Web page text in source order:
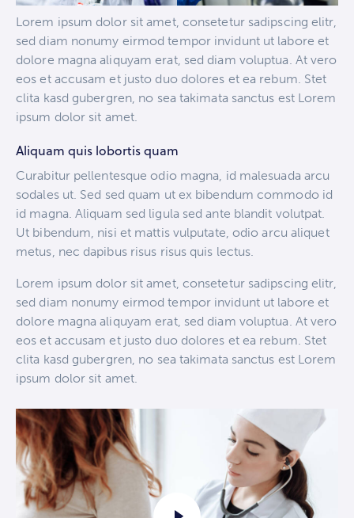
Lorem ipsum dolor sit amet, consetetur sadipscing elitr,
sed diam nonumy eirmod tempor invidunt ut labore et
dolore magna aliquyam erat, sed diam voluptua. At vero
eos et accusam et justo duo dolores et ea rebum. Stet
clita kasd gubergren, no sea takimata sanctus est Lorem
ipsum dolor sit amet.
Aliquam quis lobortis quam
Curabitur pellentesque odio magna, id malesuada arcu
sodales ut. Sed sed quam ut ex bibendum commodo id
id magna. Aliquam sed ligula sed ante blandit volutpat.
Ut bibendum, nisi et mattis vulputate, odio arcu aliquet
metus, nec dapibus risus risus quis lectus.
Lorem ipsum dolor sit amet, consetetur sadipscing elitr,
sed diam nonumy eirmod tempor invidunt ut labore et
dolore magna aliquyam erat, sed diam voluptua. At vero
eos et accusam et justo duo dolores et ea rebum. Stet
clita kasd gubergren, no sea takimata sanctus est Lorem
ipsum dolor sit amet.